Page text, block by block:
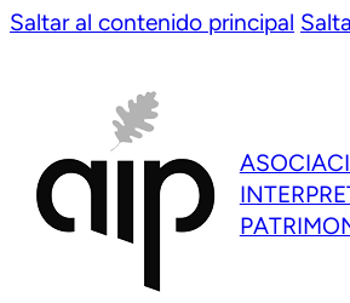
Saltar al contenido principal